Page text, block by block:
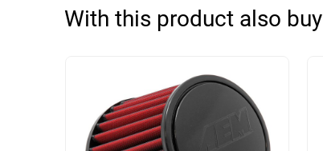
With this product also buy